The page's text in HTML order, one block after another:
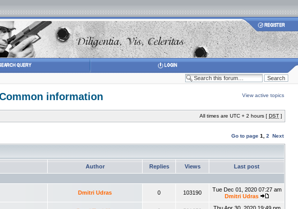
information View active topics
All times are UTC + 2 hours [ DST ]
Go to page 1 2 Next
Author Replies Views Last post
Dmitri Udras 0 103190
Tue Dec 01, 2020 07:27 am
Dmitri Udras